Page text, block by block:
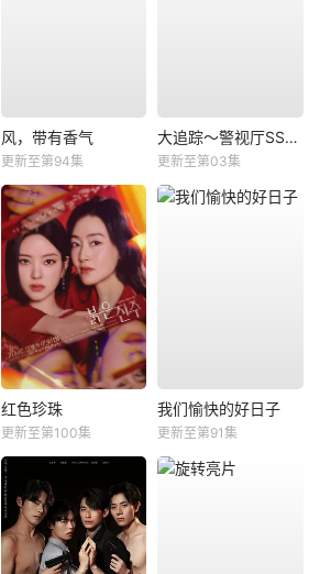
风，带有香气
更新至第94集
大追踪〜警视厅SSBC强行犯系〜第二季
更新至第03集
红色珍珠
更新至第100集
我们愉快的好日子
更新至第91集